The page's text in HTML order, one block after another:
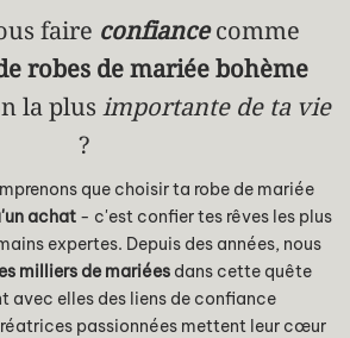
faire confiancecomme
robes de mariée bohème
la plus importante de ta vie
?
que choisir ta robe de mariée
achat- c'est confier tes rêves les plus
expertes. Depuis des années, nous
milliers de mariées dans cette quête
avec elles des liens de confiance
passionnées mettent leur cœur